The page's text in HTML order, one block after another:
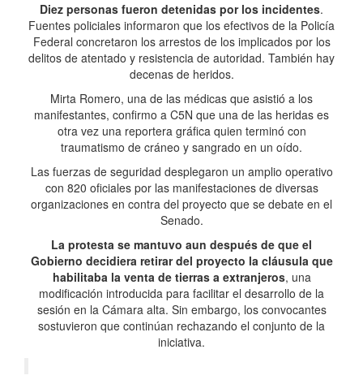
Diez personas fueron detenidas por los incidentes.
Fuentes policiales informaron que los efectivos de la Policía
Federal concretaron los arrestos de los implicados por los
delitos de atentado y resistencia de autoridad. También hay
decenas de heridos.
Mirta Romero, una de las médicas que asistió a los
manifestantes, confirmo a C5N que una de las heridas es
otra vez una reportera gráfica quien terminó con
traumatismo de cráneo y sangrado en un oído.
Las fuerzas de seguridad desplegaron un amplio operativo
con 820 oficiales por las manifestaciones de diversas
organizaciones en contra del proyecto que se debate en el
Senado.
La protesta se mantuvo aun después de que el
Gobierno decidiera retirar del proyecto la cláusula que
habilitaba la venta de tierras a extranjeros, una
modificación introducida para facilitar el desarrollo de la
sesión en la Cámara alta. Sin embargo, los convocantes
sostuvieron que continúan rechazando el conjunto de la
iniciativa.